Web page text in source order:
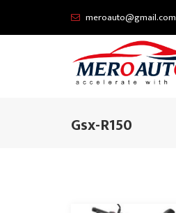
meroauto@gmail.com
Gsx-R150